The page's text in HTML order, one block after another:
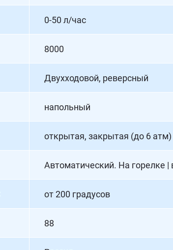
0-50 л/час
8000
Двухходовой, реверсный
напольный
открытая, закрытая (до 6 атм)
Автоматический. На горелке
от 200 градусов
88